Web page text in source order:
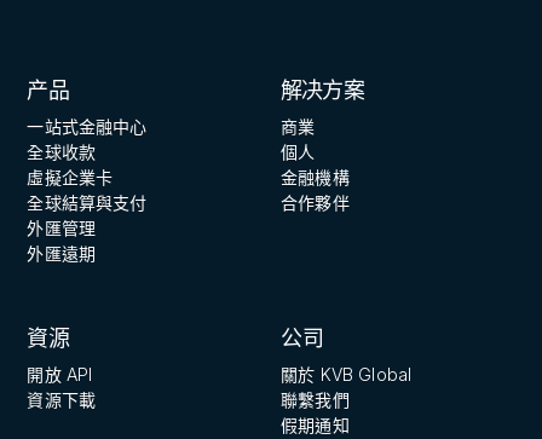
产品
一站式金融中心
全球收款
虛擬企業卡
全球結算與支付
外匯管理
外匯遠期
解决方案
商業
個人
金融機構
合作夥伴
資源
開放 API
資源下載
公司
關於 KVB Global
聯繫我們
假期通知